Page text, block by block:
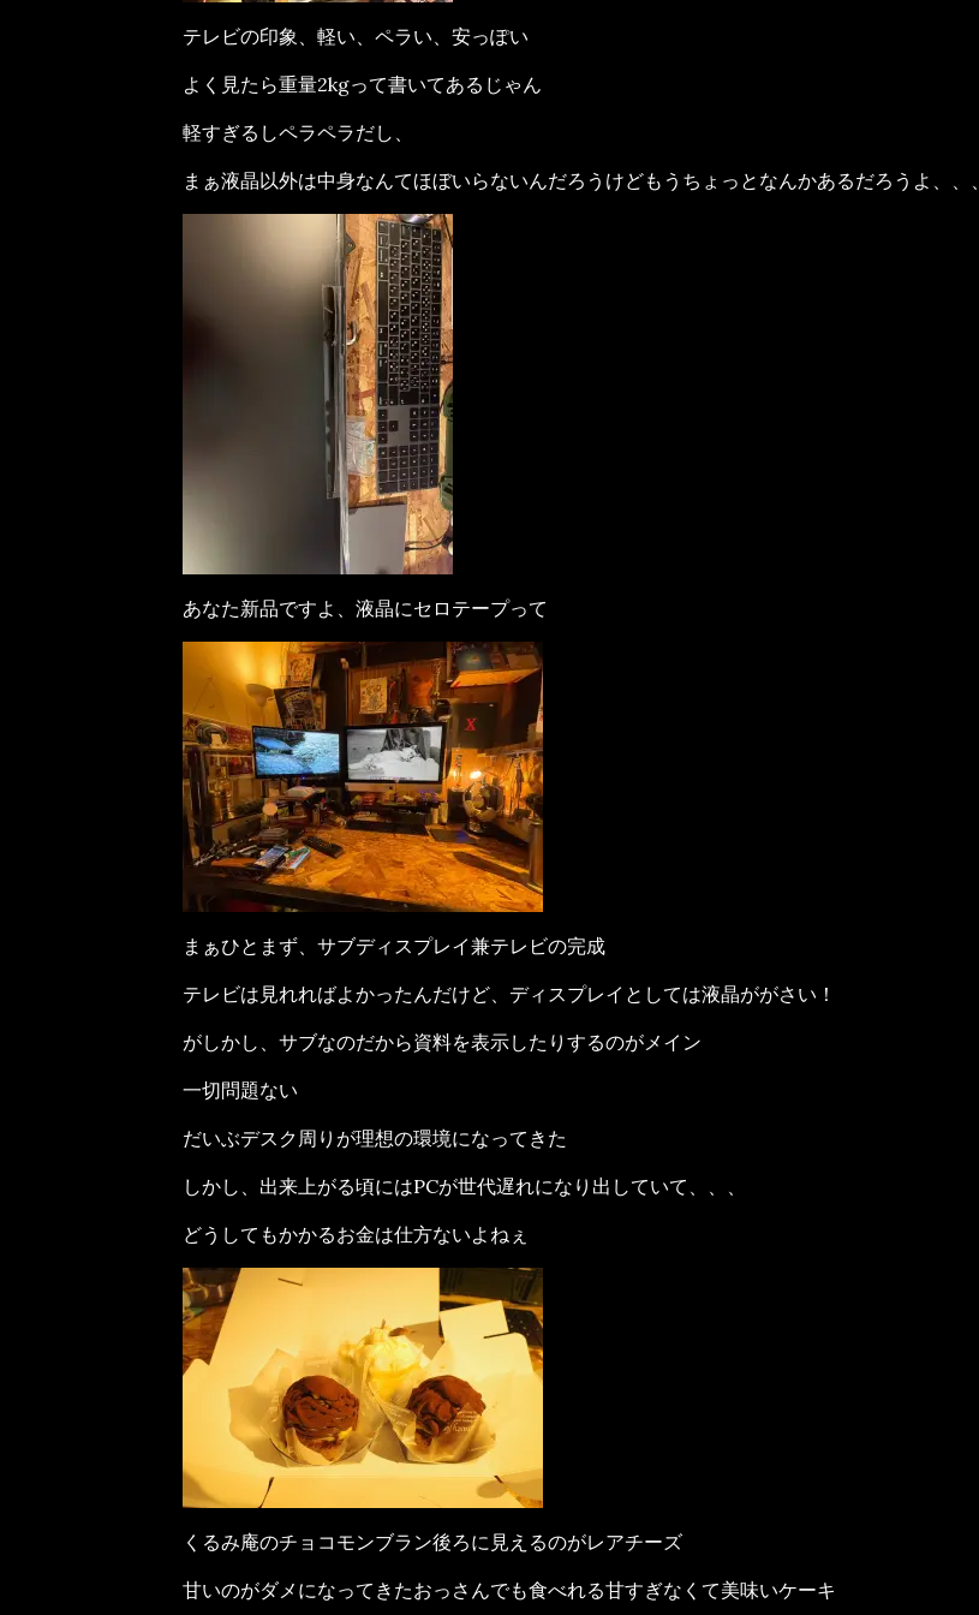
テレビの印象、軽い、ペラい、安っぽい
よく見たら重量2kgって書いてあるじゃん
軽すぎるしペラペラだし、
まぁ液晶以外は中身なんてほぼいらないんだろうけどもうちょっとなんかあるだろうよ、、、
あなた新品ですよ、液晶にセロテープって
まぁひとまず、サブディスプレイ兼テレビの完成
テレビは見れればよかったんだけど、ディスプレイとしては液晶ががさい！
がしかし、サブなのだから資料を表示したりするのがメイン
一切問題ない
だいぶデスク周りが理想の環境になってきた
しかし、出来上がる頃にはPCが世代遅れになり出していて、、、
どうしてもかかるお金は仕方ないよねぇ
くるみ庵のチョコモンブラン後ろに見えるのがレアチーズ
甘いのがダメになってきたおっさんでも食べれる甘すぎなくて美味いケーキ